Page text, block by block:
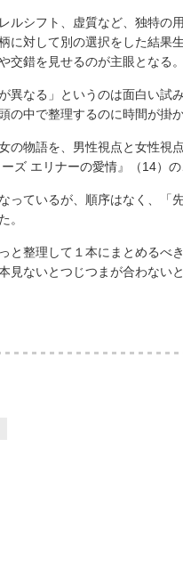
シフト、虚質など、独特の
に対して別の選択をした結果
交錯を見せるのが主眼となる。
なる」というのは面白い試
中で整理するのに時間が掛
物語を、男性視点と女性視
ズ エリナーの愛情』（14）の
ているが、順序はなく、「
。
整理して１本にまとめるべ
見ないとつじつまが合わない